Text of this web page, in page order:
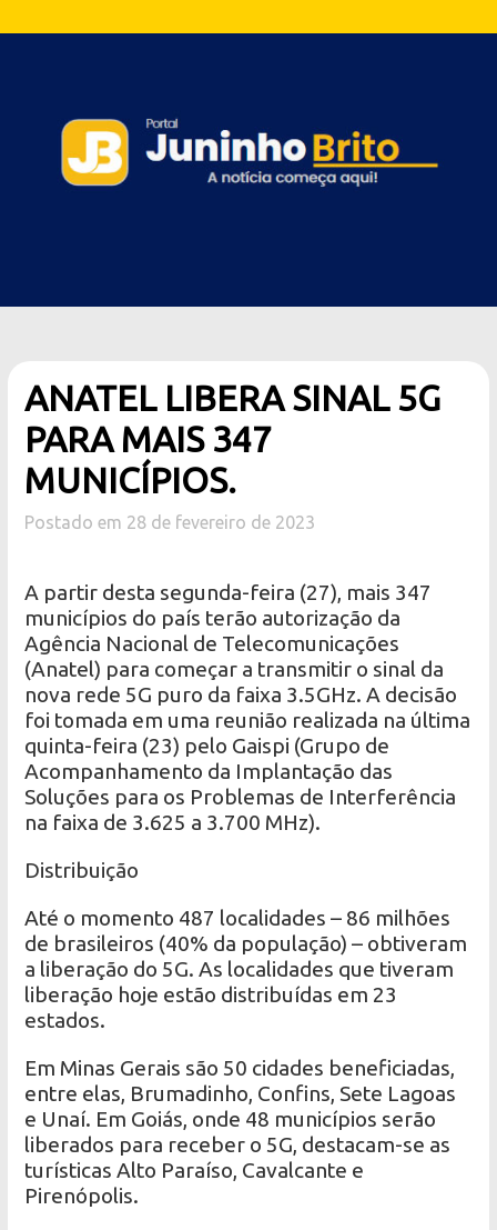
ANATEL LIBERA SINAL 5G
PARA MAIS 347
MUNICÍPIOS.
Postado em 28 de fevereiro de 2023
A partir desta segunda-feira (27), mais 347
municípios do país terão autorização da
Agência Nacional de Telecomunicações
(Anatel) para começar a transmitir o sinal da
nova rede 5G puro da faixa 3.5GHz. A decisão
foi tomada em uma reunião realizada na última
quinta-feira (23) pelo Gaispi (Grupo de
Acompanhamento da Implantação das
Soluções para os Problemas de Interferência
na faixa de 3.625 a 3.700 MHz).
Distribuição
Até o momento 487 localidades – 86 milhões
de brasileiros (40% da população) – obtiveram
a liberação do 5G. As localidades que tiveram
liberação hoje estão distribuídas em 23
estados.
Em Minas Gerais são 50 cidades beneficiadas,
entre elas, Brumadinho, Confins, Sete Lagoas
e Unaí. Em Goiás, onde 48 municípios serão
liberados para receber o 5G, destacam-se as
turísticas Alto Paraíso, Cavalcante e
Pirenópolis.